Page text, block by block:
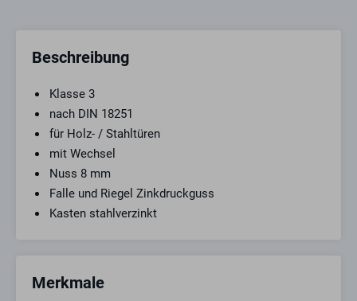
Beschreibung
Klasse 3
nach DIN 18251
für Holz- / Stahltüren
mit Wechsel
Nuss 8 mm
Falle und Riegel Zinkdruckguss
Kasten stahlverzinkt
Merkmale